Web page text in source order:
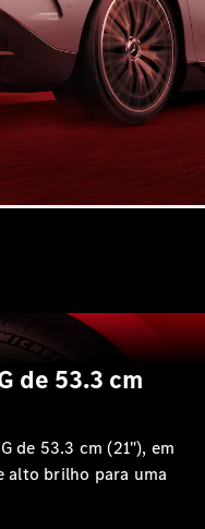
de 53.3 cm
de 53.3 cm (21"), em
alto brilho para uma